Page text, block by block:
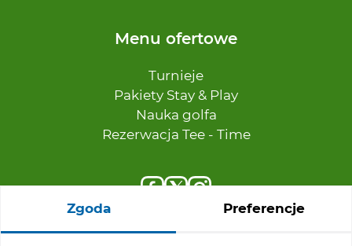
Menu ofertowe
Turnieje
Pakiety Stay & Play
Nauka golfa
Rezerwacja Tee - Time
Zgoda Preferencje